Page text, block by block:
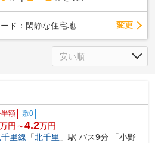
ド：閑静な住宅地 変更
額 敷0
万円～4.2万円
里線 「北千里 」駅 バス9分 「小野